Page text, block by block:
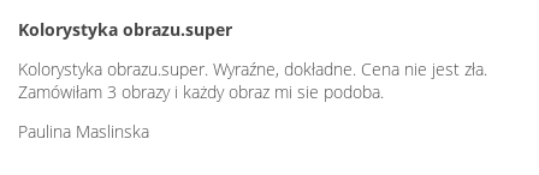
Kolorystyka obrazu.super
Kolorystyka obrazu.super. Wyraźne, dokładne. Cena nie jest zła.
Zamówiłam 3 obrazy i każdy obraz mi sie podoba.
Paulina Maslinska